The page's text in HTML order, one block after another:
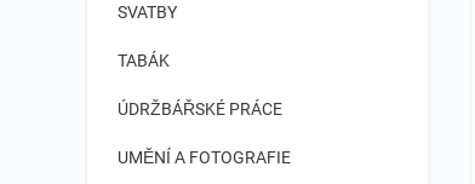
SVATBY
TABÁK
ÚDRŽBÁŘSKÉ PRÁCE
UMĚNÍ A FOTOGRAFIE